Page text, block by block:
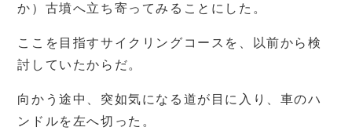
か）古墳へ立ち寄ってみることにした。
ここを目指すサイクリングコースを、以前から検
討していたからだ。
向かう途中、突如気になる道が目に入り、車のハ
ンドルを左へ切った。